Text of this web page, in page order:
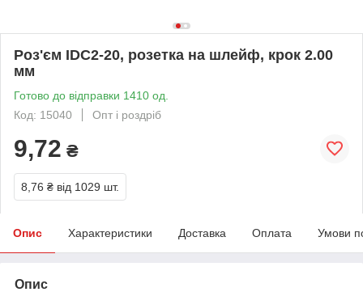
Роз'єм IDC2-20, розетка на шлейф, крок 2.00
мм
Готово до відправки 1410 од.
Код: 15040
Опт і роздріб
9,72 ₴
8,76 ₴ від 1029 шт.
Опис Характеристики Доставка Оплата Умови
Опис